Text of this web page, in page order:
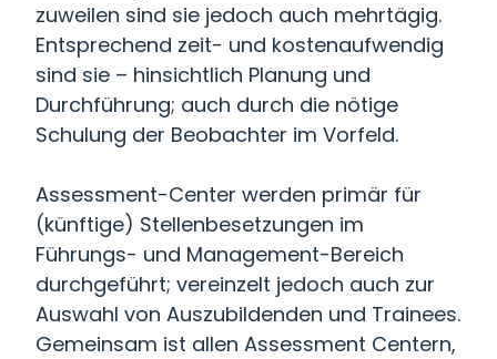
zuweilen sind sie jedoch auch mehrtägig.
Entsprechend zeit- und kostenaufwendig
sind sie – hinsichtlich Planung und
Durchführung; auch durch die nötige
Schulung der Beobachter im Vorfeld.
Assessment-Center werden primär für
(künftige) Stellenbesetzungen im
Führungs- und Management-Bereich
durchgeführt; vereinzelt jedoch auch zur
Auswahl von Auszubildenden und Trainees.
Gemeinsam ist allen Assessment Centern,